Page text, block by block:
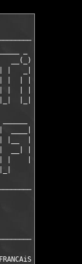
__(_) \ | |/
|_|_|
____| |  | | \ |
|__  | |  | |  \|
__| | |  | | . `
|    | |__| | |\
\____/|_|